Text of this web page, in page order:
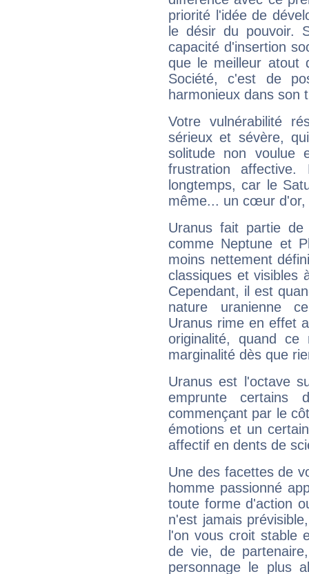
priorité l'idée de
le désir du pouvoir.
capacité d'insertion
que le meilleur atout
Société, c'est de
harmonieux dans son
Votre vulnérabilité
sérieux et sévère,
solitude non voulue
frustration
longtemps, car le
même... un cœur d'or,
Uranus fait partie
comme Neptune et
moins nettement
classiques et visibles
Cependant, il est
nature uranienne
Uranus rime en effet
originalité, quand ce
marginalité dès que
Uranus est l'octave
emprunte
commençant par le
émotions et un
affectif en dents de
Une des facettes de
homme passionné
toute forme d'action
n'est jamais
l'on vous croit stable
de vie, de
personnage le plus